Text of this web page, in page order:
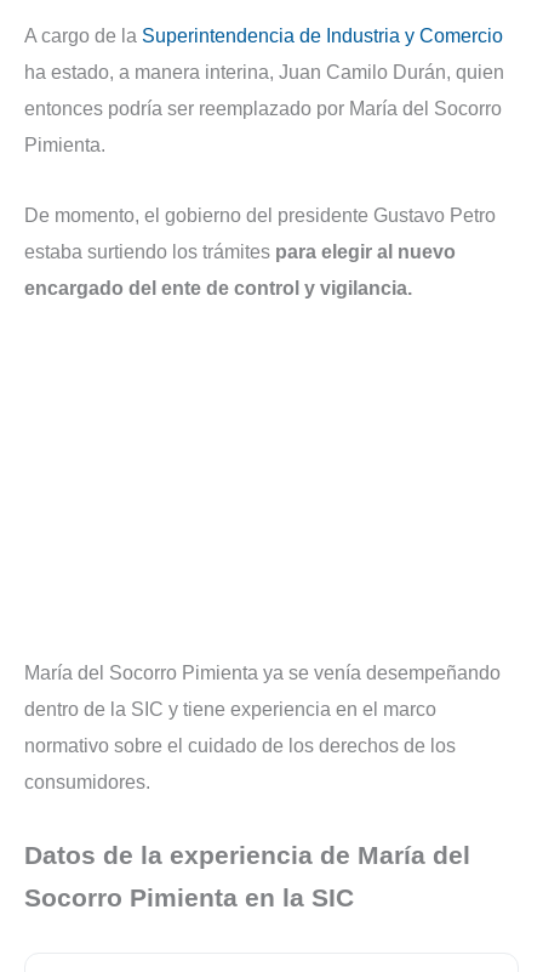
A cargo de la Superintendencia de Industria y Comercio
ha estado, a manera interina, Juan Camilo Durán, quien
entonces podría ser reemplazado por María del Socorro
Pimienta.
De momento, el gobierno del presidente Gustavo Petro
estaba surtiendo los trámites para elegir al nuevo
encargado del ente de control y vigilancia.
María del Socorro Pimienta ya se venía desempeñando
dentro de la SIC y tiene experiencia en el marco
normativo sobre el cuidado de los derechos de los
consumidores.
Datos de la experiencia de María del
Socorro Pimienta en la SIC